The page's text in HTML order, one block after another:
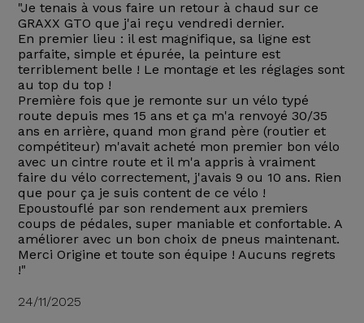
"Je tenais à vous faire un retour à chaud sur ce
GRAXX GTO que j'ai reçu vendredi dernier.
En premier lieu : il est magnifique, sa ligne est
parfaite, simple et épurée, la peinture est
terriblement belle ! Le montage et les réglages sont
au top du top !
Première fois que je remonte sur un vélo typé
route depuis mes 15 ans et ça m'a renvoyé 30/35
ans en arrière, quand mon grand père (routier et
compétiteur) m'avait acheté mon premier bon vélo
avec un cintre route et il m'a appris à vraiment
faire du vélo correctement, j'avais 9 ou 10 ans. Rien
que pour ça je suis content de ce vélo !
Epoustouflé par son rendement aux premiers
coups de pédales, super maniable et confortable. A
améliorer avec un bon choix de pneus maintenant.
Merci Origine et toute son équipe ! Aucuns regrets
!"
24/11/2025